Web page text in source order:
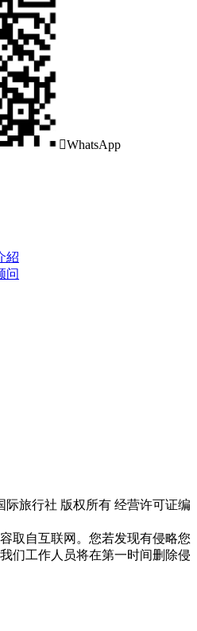
WhatsApp
紹
问
际旅行社 版权所有 经营许可证编
取自互联网。您若发现有侵略您
们工作人员将在第一时间删除侵